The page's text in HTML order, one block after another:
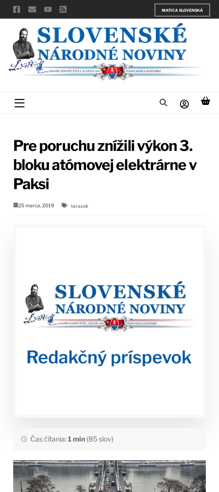
Skip
to
content
MATICA SLOVENSKÁ
Menu
Pre poruchu znížili výkon 3.
bloku atómovej elektrárne v
Paksi
25 marca, 2019 terazsk
Čas čítania:1 min(85 slov)